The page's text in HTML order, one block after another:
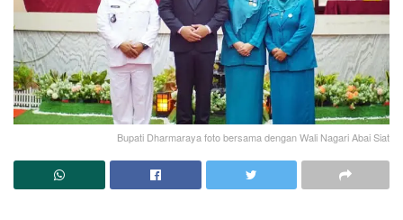
Bupati Dharmaraya foto bersama dengan Wali Nagari Abai Siat